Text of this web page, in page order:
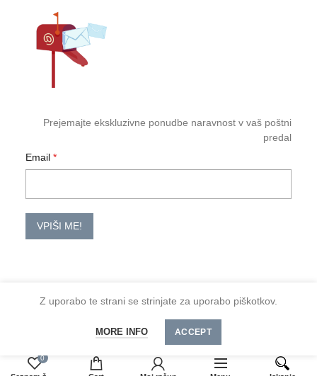
Prejemajte ekskluzivne ponudbe naravnost v vaš poštni
predal
Email
VPIŠI ME!
2026 TM-HoReCa
0
Spoštovani kupci, minimalno naročilo je 30 €
Z uporabo te strani se strinjate za uporabo piškotkov.
MORE INFO ACCEPT